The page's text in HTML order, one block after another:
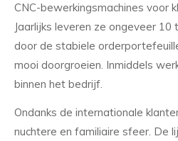
CNC-bewerkingsmachines voor
Jaarlijks leveren ze ongeveer 10
door de stabiele
mooi doorgroeien. Inmiddels
binnen het bedrijf.
Ondanks de internationale
nuchtere en familiaire sfeer. De